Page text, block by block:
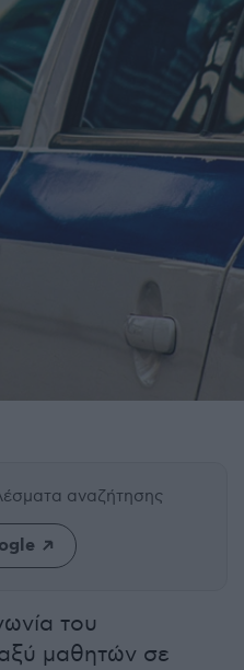
αναζήτησης
του
μαθητών σε